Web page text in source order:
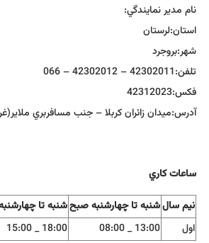
نام مدير نمايندگي:
استان:لرستان
شهر:بروجرد
تلفن:42302011 – 42302012 – 066
فكس:42312023
آدرس:ميدان زائران كربلا – جنب مسافربري
ساعات كاري
نيم سالشنبه تا چهارشنبه صبحشنبه تا
اول
13:00 _ 08:00
18:00 _ 15:00